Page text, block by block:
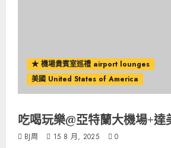
★ 機場貴賓室巡禮 airport lounges
美國 United States of America
吃喝玩樂@亞特蘭大機場+達
BJ周 15 8 月, 2025 0